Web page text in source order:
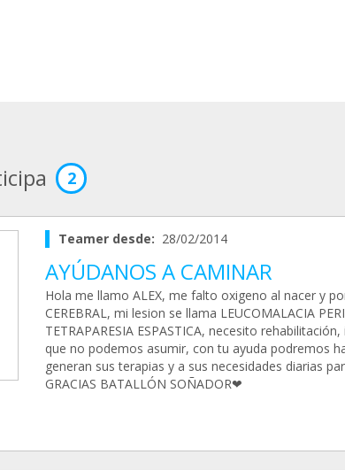
2
Teamer desde: 28/02/2014
AYÚDANOS A CAMINAR
Hola me llamo ALEX, me falto oxigeno al nacer y
CEREBRAL, mi lesion se llama LEUCOMALACIA
TETRAPARESIA ESPASTICA, necesito
que no podemos asumir, con tu ayuda podremos
generan sus terapias y a sus necesidades diarias
GRACIAS BATALLÓN SOÑADOR❤